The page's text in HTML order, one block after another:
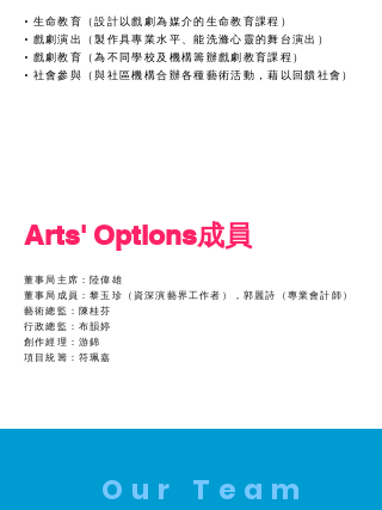
• 生命教育（設計以戲劇為媒介的生命教育課程）
• 戲劇演出（製作具專業水平、能洗滌心靈的舞台演出）
• 戲劇教育（為不同學校及機構籌辦戲劇教育課程）
• 社會參與（與社區機構合辦各種藝術活動，藉以回饋社會）
Arts' Options成員
董事局主席：陸偉雄
董事局成員：黎玉珍（資深演藝界工作者），郭麗詩（專業會計師）
藝術總監：陳桂芬
行政總監：布韻婷
創作經理：游錦
項目統籌：符珮嘉
Our Team